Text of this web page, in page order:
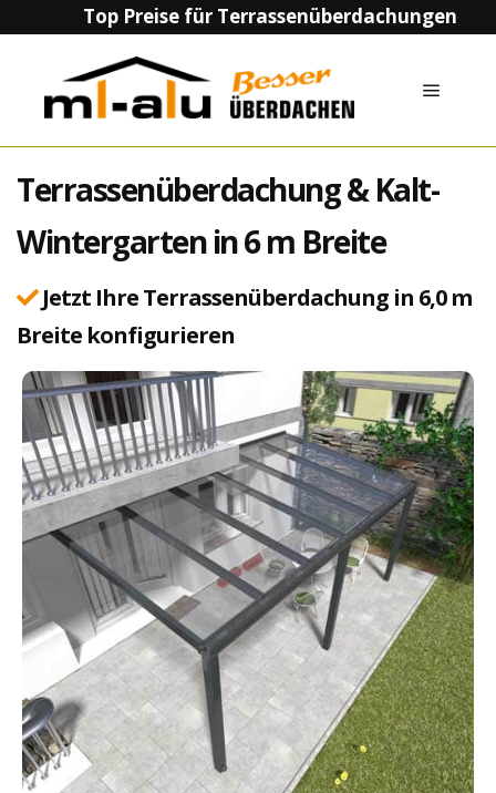
Top Preise für Terrassenüberdachungen
Terrassenüberdachung & Kalt-
Wintergarten in 6 m Breite
Jetzt Ihre Terrassenüberdachung in 6,0 m
Breite konfigurieren